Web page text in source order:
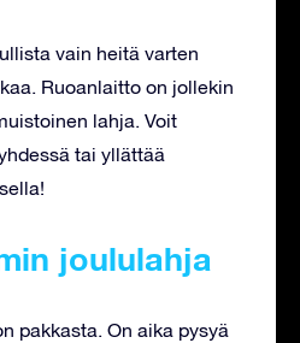
vain heitä varten
Ruoanlaitto on jollekin
lahja. Voit
tai yllättää
joululahja
pakkasta. On aika pysyä